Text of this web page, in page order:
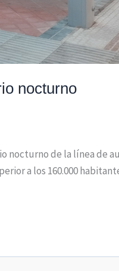
nocturno
nocturno de la línea de
a los 160.000